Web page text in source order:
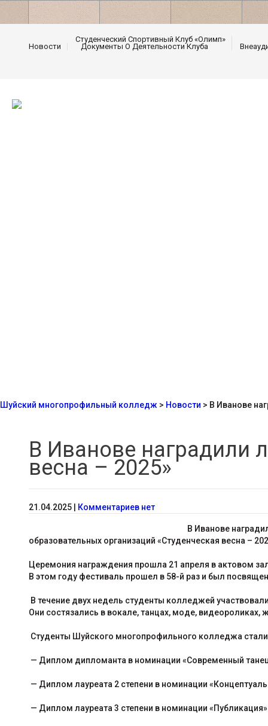
Новости
Студенческий Спортивный Клуб «Олимп»
Документы О Деятельности Клуба
Шуйский многопрофильный колледж > Новости > В Иванове
В Иванове наградили
весна – 2025»
21.04.2025 Комментариев нет
В Иванове
образовательных организаций «Студенческая весна –
Церемония награждения прошла 21 апреля в актовом
В этом году фестиваль прошел в 58-й раз и был
В течение двух недель студенты колледжей
Они состязались в вокале, танцах, моде, видеороликах,
Студенты Шуйского многопрофильного колледжа
— Диплом дипломанта в номинации «Современный
— Диплом лауреата 2 степени в номинации
— Диплом лауреата 3 степени в номинации